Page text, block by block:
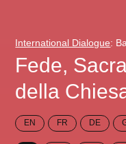
International Dialogue:
Fede,
della
EN FR DE